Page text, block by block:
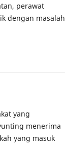
perawat
dengan masalah
yang
menerima
yang masuk